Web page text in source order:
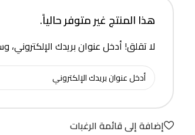
هذا المنتج غير متوفر حالياً.
لا تقلق! أدخل عنوان بريدك
إضافة إلى قائمة الرغبات